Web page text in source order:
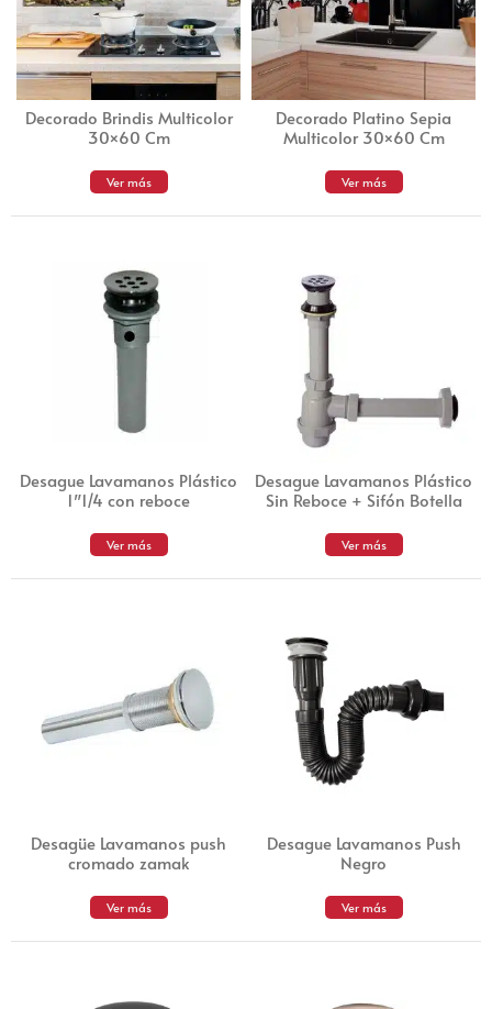
Decorado Brindis Multicolor
30×60 Cm
Ver más
Decorado Platino Sepia
Multicolor 30×60 Cm
Ver más
Desague Lavamanos Plástico
1″1/4 con reboce
Ver más
Desague Lavamanos Plástico
Sin Reboce + Sifón Botella
Ver más
Desagüe Lavamanos push
cromado zamak
Ver más
Desague Lavamanos Push
Negro
Ver más